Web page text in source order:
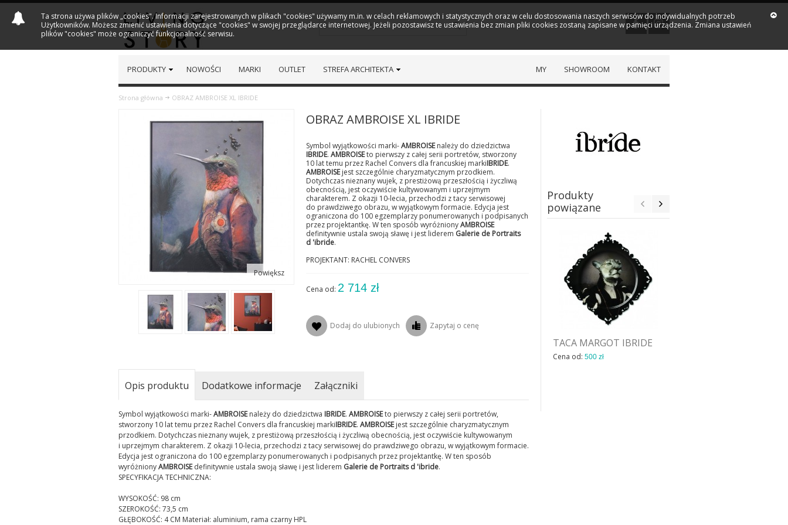
PRODUKTY NOWOŚCI MARKI OUTLET STREFA ARCHITEKTA KONTAKT
SHOWROOM
MY
Strona główna OBRAZ AMBROISE XL IBRIDE
Powiększ
OBRAZ AMBROISE XL IBRIDE
Symbol wyjątkowości marki-AMBROISEnależy do dziedzictwa
IBRIDE. AMBROISEto pierwszy z całej serii portretów, stworzony
10 lat temu przez Rachel Convers dla francuskiej markiIBRIDE.
AMBROISEjest szczególnie charyzmatycznym przodkiem.
Dotychczas nieznany wujek, z prestiżową przeszłością i życzliwą
obecnością, jest oczywiście kultywowanym i uprzejmym
charakterem. Z okazji 10-lecia, przechodzi z tacy serwisowej
do prawdziwego obrazu, w wyjątkowym formacie. Edycja jest
ograniczona do 100 egzemplarzy ponumerowanych i podpisanych
przez projektantkę. W ten sposób wyróżnionyAMBROISE
definitywnie ustala swoją sławę i jest liderem Galerie de Portraits
d 'ibride.
PROJEKTANT: RACHEL CONVERS
Cena od: 2 714 zł
Dodaj do ulubionych Zapytaj o cenę
Produkty
powiązane
TACA MARGOT IBRIDE
Cena od: 500 zł
Opis produktu Dodatkowe informacje Załączniki
Symbol wyjątkowości marki-AMBROISEnależy do dziedzictwa IBRIDE. AMBROISEto pierwszy z całej serii portretów,
stworzony 10 lat temu przez Rachel Convers dla francuskiej markiIBRIDE. AMBROISEjest szczególnie charyzmatycznym
przodkiem. Dotychczas nieznany wujek, z prestiżową przeszłością i życzliwą obecnością, jest oczywiście kultywowanym
i uprzejmym charakterem. Z okazji 10-lecia, przechodzi z tacy serwisowej do prawdziwego obrazu, w wyjątkowym formacie.
Edycja jest ograniczona do 100 egzemplarzy ponumerowanych i podpisanych przez projektantkę. W ten sposób
wyróżnionyAMBROISEdefinitywnie ustala swoją sławę i jest liderem Galerie de Portraits d 'ibride.
SPECYFIKACJA TECHNICZNA:
WYSOKOŚĆ: 98 cm
SZEROKOŚĆ: 73,5 cm
GŁĘBOKOŚĆ: 4 CM Materiał: aluminium, rama czarny HPL
Ta strona używa plików „cookies". Informacji zarejestrowanych w plikach "cookies" używamy m.in. w celach reklamowych i statystycznych oraz w celu dostosowania naszych serwisów do indywidualnych potrzeb
Użytkowników. Możesz zmienić ustawienia dotyczące "cookies" w swojej przeglądarce internetowej. Jeżeli pozostawisz te ustawienia bez zmian pliki cookies zostaną zapisane w pamięci urządzenia. Zmiana ustawień
plików "cookies" może ograniczyć funkcjonalność serwisu.